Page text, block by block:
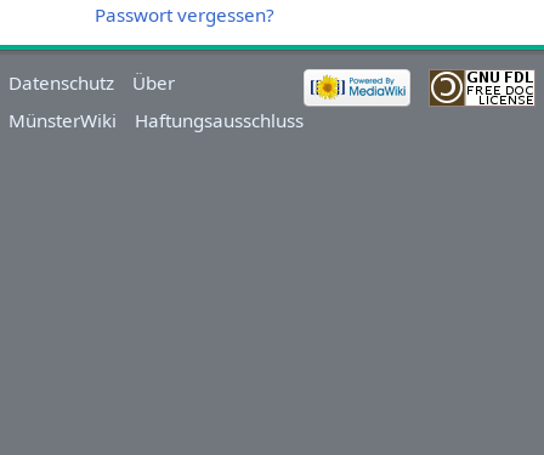
Passwort vergessen?
Datenschutz
Über
MünsterWiki
Haftungsausschluss